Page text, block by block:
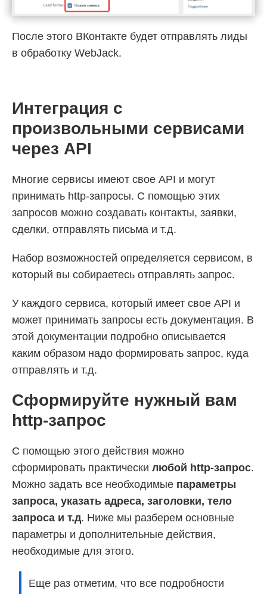
После этого ВКонтакте будет отправлять лиды
в обработку WebJack.
Интеграция с
произвольными сервисами
через API
Многие сервисы имеют свое API и могут
принимать http-запросы. С помощью этих
запросов можно создавать контакты, заявки,
сделки, отправлять письма и т.д.
Набор возможностей определяется сервисом, в
который вы собираетесь отправлять запрос.
У каждого сервиса, который имеет свое API и
может принимать запросы есть документация. В
этой документации подробно описывается
каким образом надо формировать запрос, куда
отправлять и т.д.
Сформируйте нужный вам
http-запрос
С помощью этого действия можно
сформировать практически любой http-запрос.
Можно задать все необходимые параметры
запроса, указать адреса, заголовки, тело
запроса и т.д. Ниже мы разберем основные
параметры и дополнительные действия,
необходимые для этого.
Еще раз отметим, что все подробности